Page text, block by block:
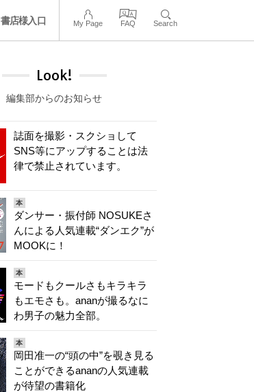
書店様入口 My Page FAQ Search
Look!
編集部からのお知らせ
誌面を撮影・スクショして
SNS等にアップすることは法
律で禁止されています。
本
ダンサー・振付師 NOSUKEさ
んによる人気連載“ダンエク”が
MOOKに！
本
モードもクールさもキラキラ
もエモさも。ananが撮るなに
わ男子の魅力全部。
本
岡田准一の“頭の中”を覗き見る
ことができるananの人気連載
が待望の書籍化